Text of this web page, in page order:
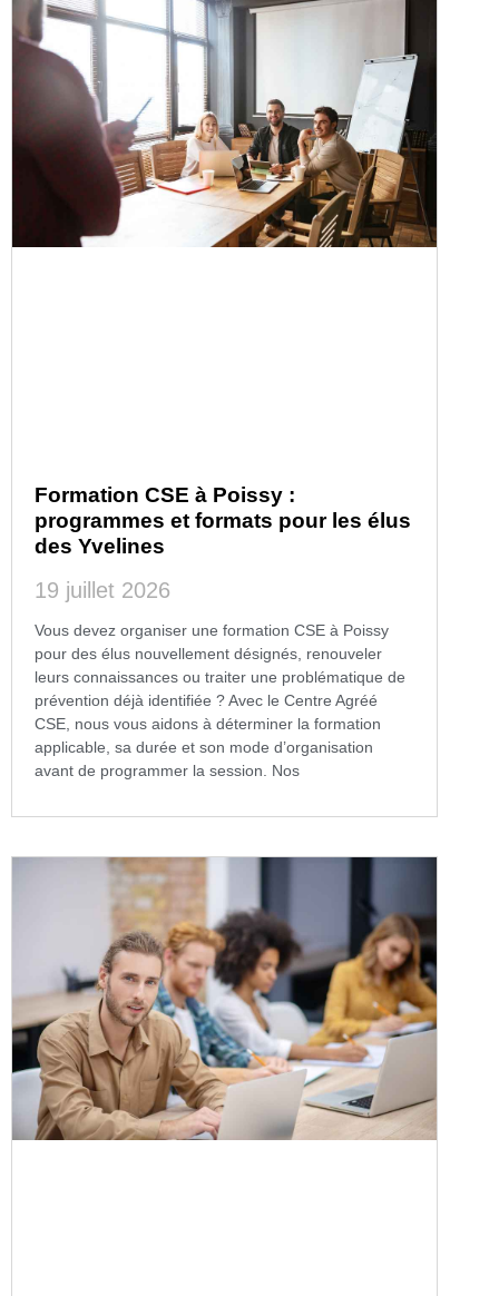
Formation CSE à Poissy :
programmes et formats pour les élus
des Yvelines
19 juillet 2026
Vous devez organiser une formation CSE à Poissy
pour des élus nouvellement désignés, renouveler
leurs connaissances ou traiter une problématique de
prévention déjà identifiée ? Avec le Centre Agréé
CSE, nous vous aidons à déterminer la formation
applicable, sa durée et son mode d’organisation
avant de programmer la session. Nos